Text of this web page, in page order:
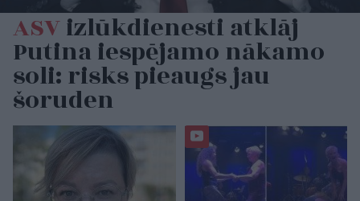
ASVizlūkdienesti atklāj
Putina iespējamo nākamo
soli: risks pieaugs jau
šoruden